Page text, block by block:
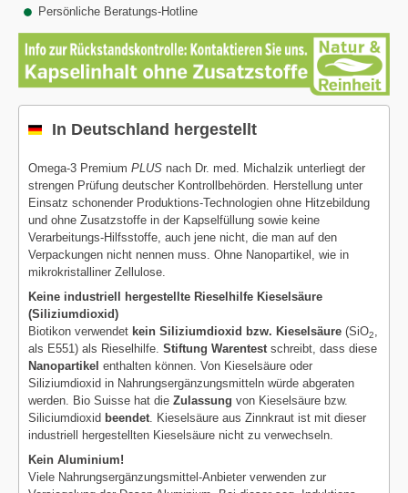
Persönliche Beratungs-Hotline
In Deutschland hergestellt
Omega-3 Premium PLUS nach Dr. med. Michalzik unterliegt der
strengen Prüfung deutscher Kontrollbehörden. Herstellung unter
Einsatz schonender Produktions-Technologien ohne Hitzebildung
und ohne Zusatzstoffe in der Kapselfüllung sowie keine
Verarbeitungs-Hilfsstoffe, auch jene nicht, die man auf den
Verpackungen nicht nennen muss. Ohne Nanopartikel, wie in
mikrokristalliner Zellulose.
Keine industriell hergestellte Rieselhilfe Kieselsäure
(Siliziumdioxid)
Biotikon verwendet kein Siliziumdioxid bzw. Kieselsäure (SiO2,
als E551) als Rieselhilfe. Stiftung Warentestschreibt, dass diese
Nanopartikel enthalten können. Von Kieselsäure oder
Siliziumdioxid in Nahrungsergänzungsmitteln würde abgeraten
werden. Bio Suisse hat die Zulassung von Kieselsäure bzw.
Siliciumdioxid beendet. Kieselsäure aus Zinnkraut ist mit dieser
industriell hergestellten Kieselsäure nicht zu verwechseln.
Kein Aluminium!
Viele Nahrungsergänzungsmittel-Anbieter verwenden zur